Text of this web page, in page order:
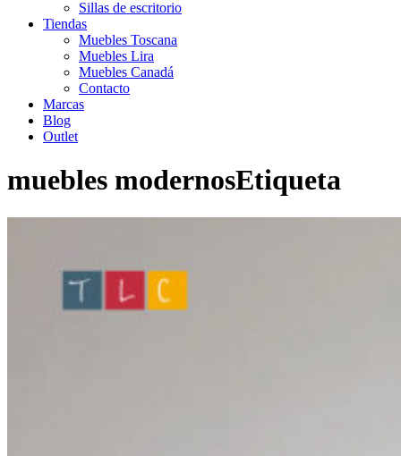
Sillas de escritorio
Tiendas
Muebles Toscana
Muebles Lira
Muebles Canadá
Contacto
Marcas
Blog
Outlet
muebles modernosEtiqueta